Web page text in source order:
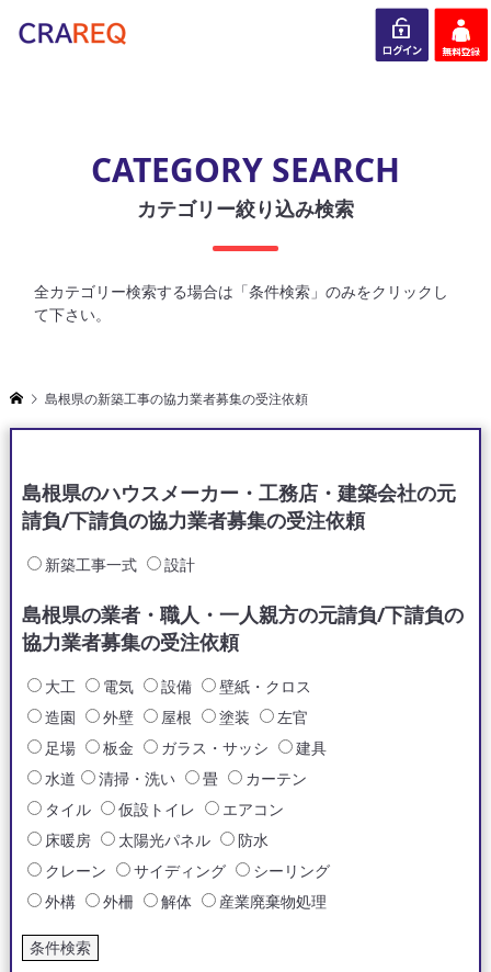
CATEGORY SEARCH
カテゴリー絞り込み検索
全カテゴリー検索する場合は「条件検索」のみをクリックし
て下さい。
島根県の新築工事の協力業者募集の受注依頼
島根県のハウスメーカー・工務店・建築会社の元
請負/下請負の協力業者募集の受注依頼
新築工事一式 設計
島根県の業者・職人・一人親方の元請負/下請負の
協力業者募集の受注依頼
大工 電気 設備
壁紙・クロス
造園
外壁 屋根 塗装
左官
足場
板金 ガラス・サッシ
建具
水道
清掃・洗い 畳
カーテン
タイル
仮設トイレ
エアコン
床暖房
太陽光パネル
防水
クレーン
サイディング
シーリング
外構
外柵 解体 産業廃棄物処理